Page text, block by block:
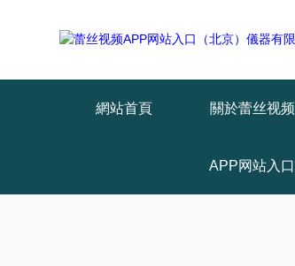
: mkdir(): No space left on device in
網站首頁 關於蕾丝视频
APP网站入口